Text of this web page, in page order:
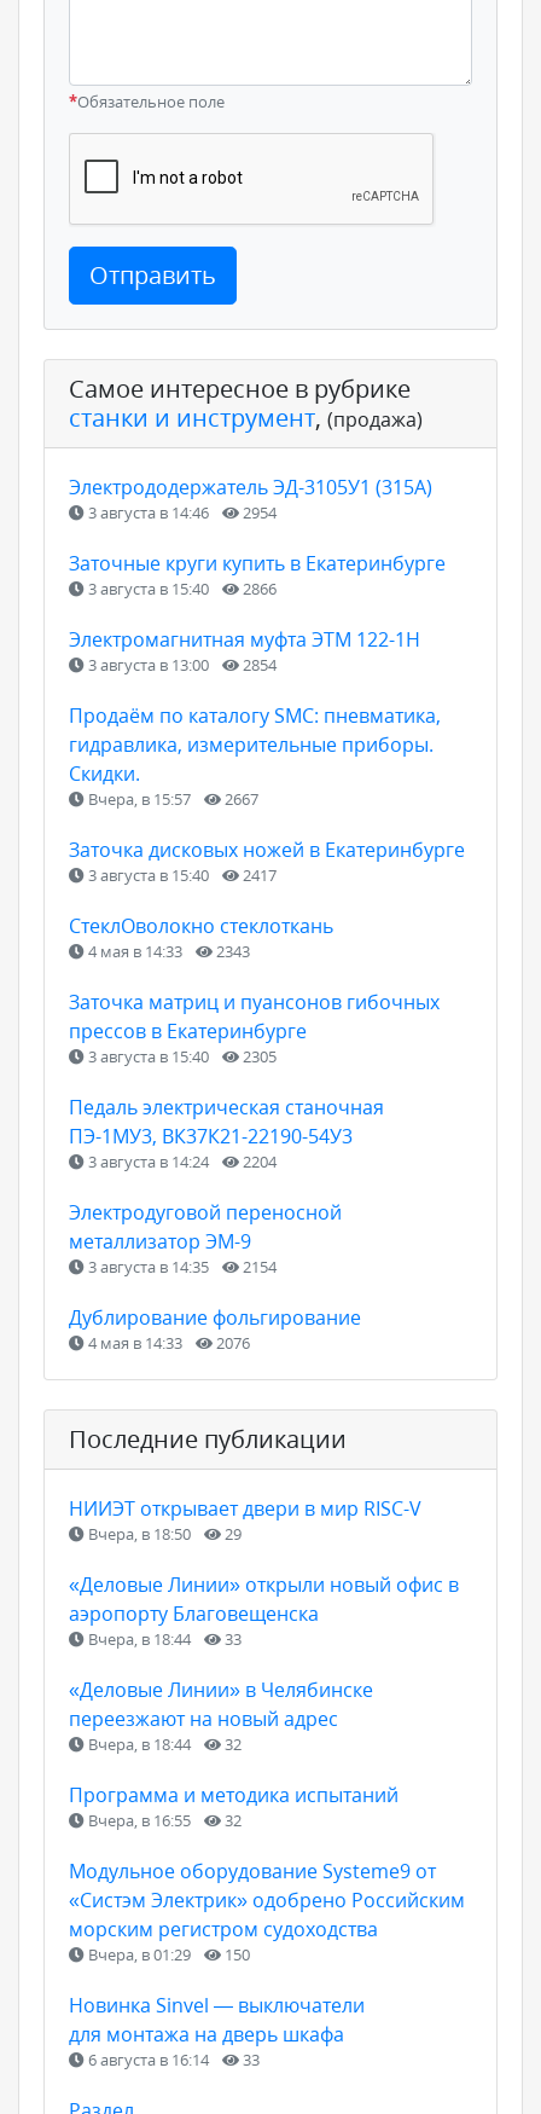
*Обязательное поле
Отправить
Самое интересное в рубрике
станки и инструмент, (продажа)
Электрододержатель ЭД-3105У1 (315А)
3 августа в 14:46 2954
Заточные круги купить в Екатеринбурге
3 августа в 15:40 2866
Электромагнитная муфта ЭТМ 122-1Н
3 августа в 13:00 2854
Продаём по каталогу SMC: пневматика,
гидравлика, измерительные приборы.
Скидки.
Вчера, в 15:57 2667
Заточка дисковых ножей в Екатеринбурге
3 августа в 15:40 2417
СтеклОволокно стеклоткань
4 мая в 14:33 2343
Заточка матриц и пуансонов гибочных
прессов в Екатеринбурге
3 августа в 15:40 2305
Педаль электрическая станочная
ПЭ-1МУ3, ВК37К21-22190-54У3
3 августа в 14:24 2204
Электродуговой переносной
металлизатор ЭМ-9
3 августа в 14:35 2154
Дублирование фольгирование
4 мая в 14:33 2076
Последние публикации
НИИЭТ открывает двери в мир RISC-V
Вчера, в 18:50 29
«Деловые Линии» открыли новый офис в
аэропорту Благовещенска
Вчера, в 18:44 33
«Деловые Линии» в Челябинске
переезжают на новый адрес
Вчера, в 18:44 32
Программа и методика испытаний
Вчера, в 16:55 32
Модульное оборудование Systeme9 от
«Систэм Электрик» одобрено Российским
морским регистром судоходства
Вчера, в 01:29 150
Новинка Sinvel — выключатели
для монтажа на дверь шкафа
6 августа в 16:14 33